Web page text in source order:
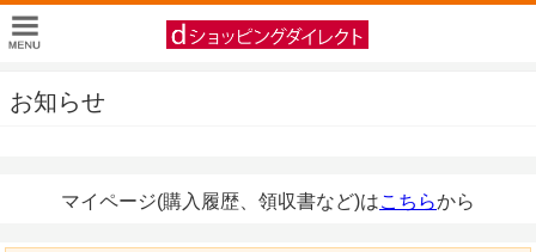
お知らせ
マイページ(購入履歴、領収書など)はこちらから